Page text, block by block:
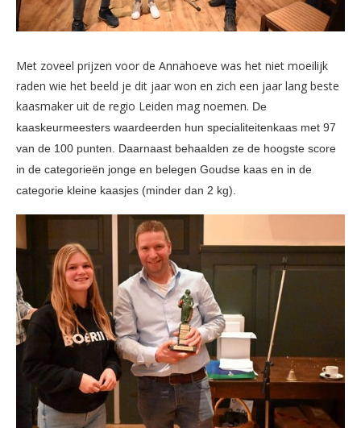
Met zoveel prijzen voor de Annahoeve was het niet moeilijk
raden wie het beeld je dit jaar won en zich een jaar lang beste
kaasmaker uit de regio Leiden mag noemen. De
kaaskeurmeesters waardeerden hun specialiteitenkaas met 97
van de 100 punten. Daarnaast behaalden ze de hoogste score
in de categorieën jonge en belegen Goudse kaas en in de
categorie kleine kaasjes (minder dan 2 kg).